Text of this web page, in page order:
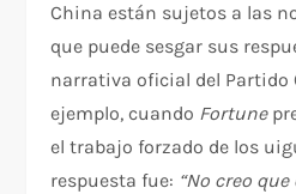
China están sujetos a las
que puede sesgar sus
narrativa oficial del Partido
ejemplo, cuando Fortune
el trabajo forzado de los
respuesta fue: “No creo